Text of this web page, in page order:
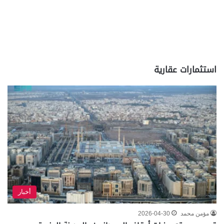
استثمارات عقارية
أخبار
مؤمن محمد 2026-04-30